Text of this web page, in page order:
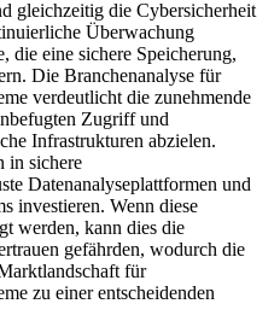
gleichzeitig die Cybersicherheit
Überwachung
die eine sichere Speicherung,
Die Branchenanalyse für
verdeutlicht die zunehmende
Zugriff und
Infrastrukturen abzielen.
in sichere
Datenanalyseplattformen und
investieren. Wenn diese
werden, kann dies die
gefährden, wodurch die
für
zu einer entscheidenden